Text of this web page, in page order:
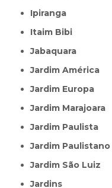
Ipiranga
Itaim Bibi
Jabaquara
Jardim América
Jardim Europa
Jardim Marajoara
Jardim Paulista
Jardim Paulistano
Jardim São Luiz
Jardins